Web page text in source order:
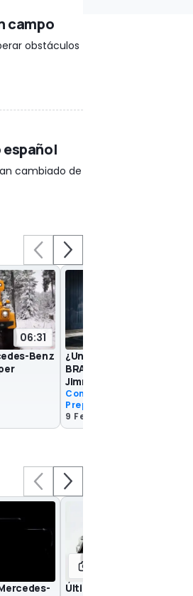
campo
obstáculos
cambiado de
06:31
Benz
¿Un Mercedes-AMG G 63 de
BRABUS? ¡No, un Suzuki
Jimny!
Componentes /
Preparaciones
9 Feb 2023
Último Mercedes-Maybach